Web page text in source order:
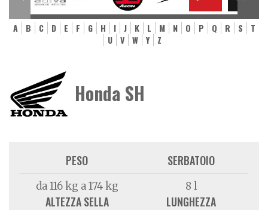
A B C D E F G H I J K L M N O P Q R S
T
U
V W Y Z
Honda SH
PESO
da 116 kg a 174 kg
SERBATOIO
8 l
ALTEZZA SELLA LUNGHEZZA